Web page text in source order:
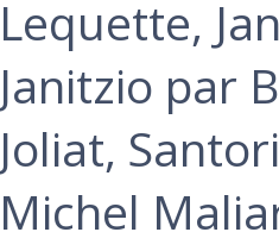
Lequette,
Janitzio par
Joliat,
Michel